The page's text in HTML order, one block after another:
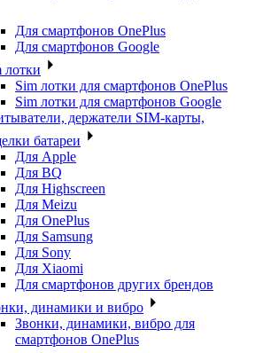
Для смартфонов OnePlus
Для смартфонов Google
лотки
Sim лотки для смартфонов OnePlus
Sim лотки для смартфонов Google
держатели SIM-карты,
батареи
Для Apple
Для BQ
Для Highscreen
Для Meizu
Для OnePlus
Для Samsung
Для Sony
Для Xiaomi
Для смартфонов других брендов
динамики и вибро
Звонки, динамики, вибро для
смартфонов OnePlus